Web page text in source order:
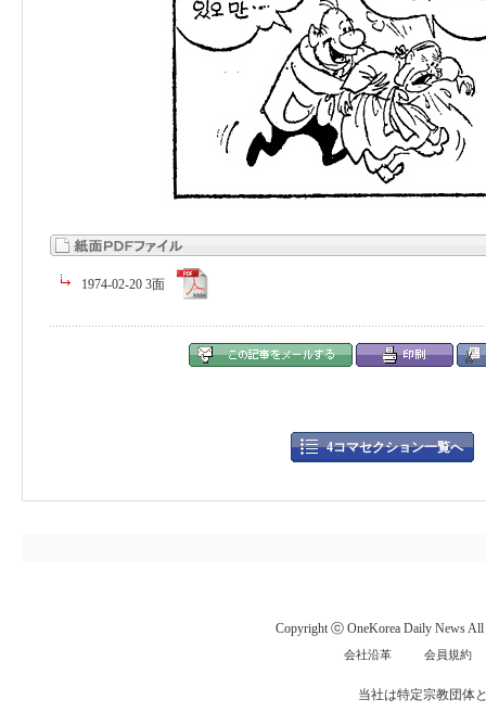
1974-02-20 3面
4コマセクション一覧へ
Copyright ⓒ OneKorea Daily News All
会社沿革 会員規約
当社は特定宗教団体